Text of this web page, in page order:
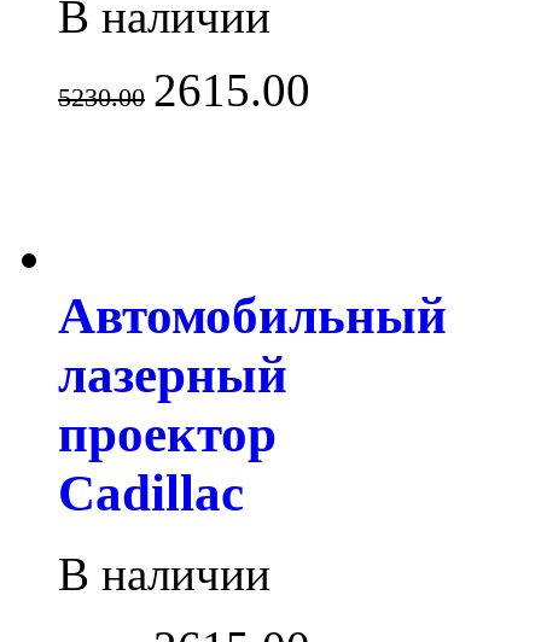
В наличии
5230.00 2615.00
Автомобильный
лазерный
проектор
Cadillac
В наличии